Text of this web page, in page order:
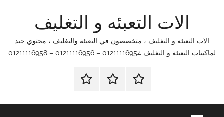
الات التعبئه و التغليف
الات التعبئه و التغليف ، متخصصون في التعبئة والتغليف ، محتوي جبد
لماكينات التعبئة و التغليف 01211116954 – 01211116956 – 01211116958
الرئيسيةاتصل
اتـصـل
في